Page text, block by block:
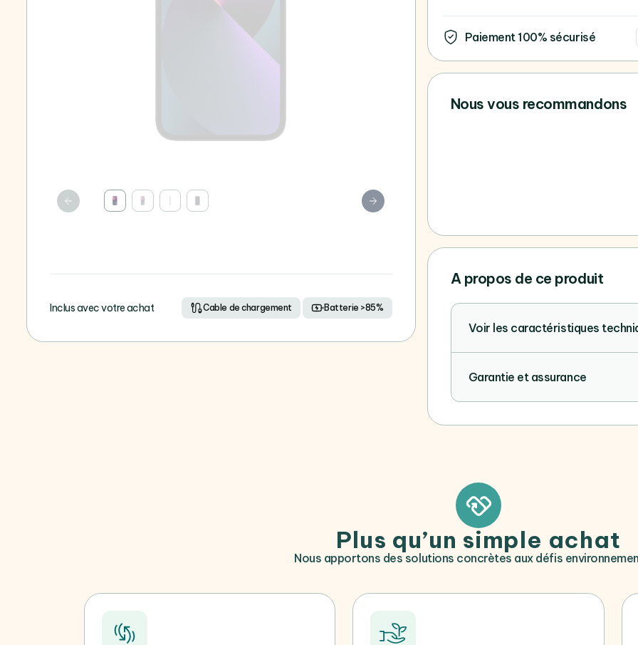
Inclus avec votre achat Cable de chargement Batterie >85%
Paiement 100% sécurisé
Nous vous recommandons
A propos de ce produit
Voir les caractéristiques
Garantie et assurance
Plus qu’un simple achat
Nous apportons des solutions concrètes aux défis